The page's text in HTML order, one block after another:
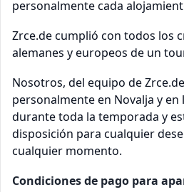
personalmente cada
Zrce.de cumplió con todos los
alemanes y europeos de un
Nosotros, del equipo de
personalmente en Novalja y en
durante toda la temporada y
disposición para cualquier
cualquier momento.
Condiciones de pago para